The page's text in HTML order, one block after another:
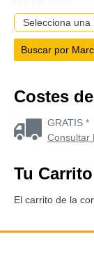
Costes
GRATIS *
Consultar
Tu
El carrito de la